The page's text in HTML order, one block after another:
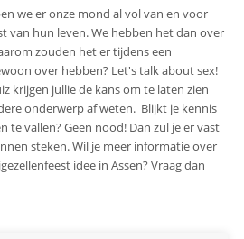
we er onze mond al vol van en voor
van hun leven. We hebben het dan over
zouden het er tijdens een
over hebben? Let's talk about sex!
krijgen jullie de kans om te laten zien
onderwerp af weten. Blijkt je kennis
te vallen? Geen nood! Dan zul je er vast
steken.Wil je meer informatie over
idee in Assen? Vraag dan